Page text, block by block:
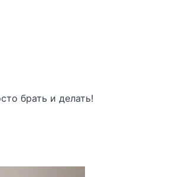
брать и делать!